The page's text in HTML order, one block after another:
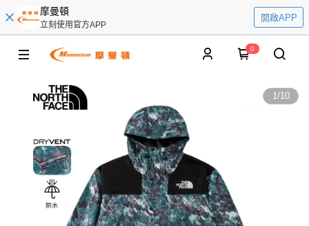
摩曼頓
立刻使用官方APP
開啟APP
0
1/10